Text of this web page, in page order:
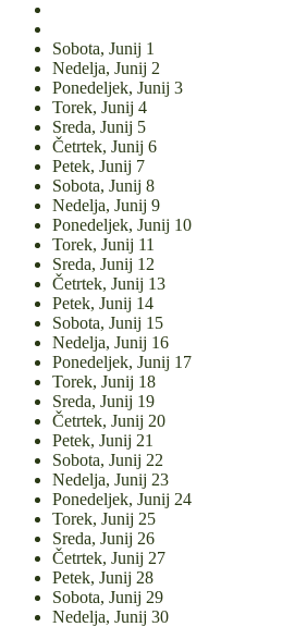
Sobota, Junij 1
Nedelja, Junij 2
Ponedeljek, Junij 3
Torek, Junij 4
Sreda, Junij 5
Četrtek, Junij 6
Petek, Junij 7
Sobota, Junij 8
Nedelja, Junij 9
Ponedeljek, Junij 10
Torek, Junij 11
Sreda, Junij 12
Četrtek, Junij 13
Petek, Junij 14
Sobota, Junij 15
Nedelja, Junij 16
Ponedeljek, Junij 17
Torek, Junij 18
Sreda, Junij 19
Četrtek, Junij 20
Petek, Junij 21
Sobota, Junij 22
Nedelja, Junij 23
Ponedeljek, Junij 24
Torek, Junij 25
Sreda, Junij 26
Četrtek, Junij 27
Petek, Junij 28
Sobota, Junij 29
Nedelja, Junij 30